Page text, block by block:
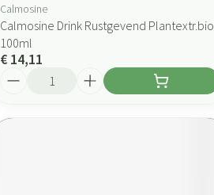
Calmosine
Calmosine Drink Rustgevend Plantextr.bio
100ml
€ 14,11